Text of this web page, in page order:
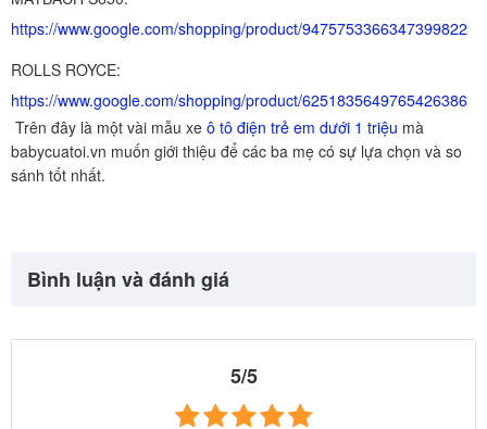
https://www.google.com/shopping/product/9475753366347399822
ROLLS ROYCE:
https://www.google.com/shopping/product/6251835649765426386
Trên đây là một vài mẫu xe ô tô điện trẻ em dưới 1 triệu mà
babycuatoi.vn muốn giới thiệu để các ba mẹ có sự lựa chọn và so
sánh tốt nhất.
Bình luận và đánh giá
5/5